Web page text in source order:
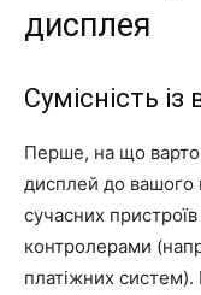
дисплея
Сумісність
Перше, на що варто
дисплей до вашого
сучасних
контролерами
платіжних